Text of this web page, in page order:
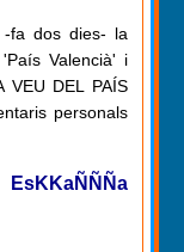
-fa dos dies- la
Valencià' i
VEU DEL PAÍS
personals